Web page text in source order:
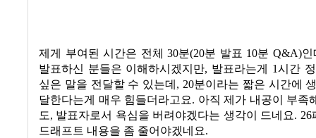
제게 부여된 시간은 전체 30분(20분 발표 10분 Q&A)인
발표하신 분들은 이해하시겠지만, 발표라는게 1시간
싶은 말을 전달할 수 있는데 , 20분이라는 짧은 시간에
달한다는게 매우 힘들더라고요. 아직 제가 내공이 부족
도, 발표자로서 욕심을 버려야겠다는 생각이 드네요. 26
드래프트 내용을 좀 줄어야겠네요.